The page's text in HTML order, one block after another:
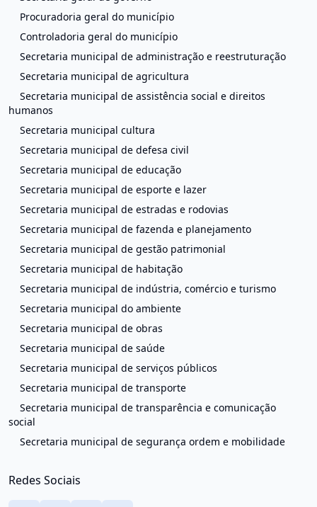
Procuradoria geral do município
Controladoria geral do município
Secretaria municipal de administração e reestruturação
Secretaria municipal de agricultura
Secretaria municipal de assistência social e direitos
humanos
Secretaria municipal cultura
Secretaria municipal de defesa civil
Secretaria municipal de educação
Secretaria municipal de esporte e lazer
Secretaria municipal de estradas e rodovias
Secretaria municipal de fazenda e planejamento
Secretaria municipal de gestão patrimonial
Secretaria municipal de habitação
Secretaria municipal de indústria, comércio e turismo
Secretaria municipal do ambiente
Secretaria municipal de obras
Secretaria municipal de saúde
Secretaria municipal de serviços públicos
Secretaria municipal de transporte
Secretaria municipal de transparência e comunicação
social
Secretaria municipal de segurança ordem e mobilidade
Redes Sociais